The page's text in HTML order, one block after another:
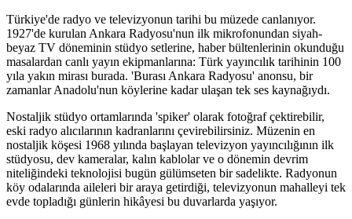
Türkiye'de radyo ve televizyonun tarihi bu müzede canlanıyor.
1927'de kurulan Ankara Radyosu'nun ilk mikrofonundan siyah-
beyaz TV döneminin stüdyo setlerine, haber bültenlerinin okunduğu
masalardan canlı yayın ekipmanlarına: Türk yayıncılık tarihinin 100
yıla yakın mirası burada. 'Burası Ankara Radyosu' anonsu, bir
zamanlar Anadolu'nun köylerine kadar ulaşan tek ses kaynağıydı.
Nostaljik stüdyo ortamlarında 'spiker' olarak fotoğraf çektirebilir,
eski radyo alıcılarının kadranlarını çevirebilirsiniz. Müzenin en
nostaljik köşesi 1968 yılında başlayan televizyon yayıncılığının ilk
stüdyosu, dev kameralar, kalın kablolar ve o dönemin devrim
niteliğindeki teknolojisi bugün gülümseten bir sadelikte. Radyonun
köy odalarında aileleri bir araya getirdiği, televizyonun mahalleyi tek
evde topladığı günlerin hikâyesi bu duvarlarda yaşıyor.